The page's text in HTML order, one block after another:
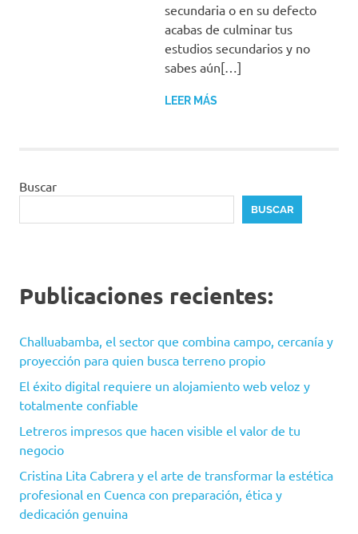
secundaria o en su defecto
acabas de culminar tus
estudios secundarios y no
sabes aún[…]
LEER MÁS
Buscar
BUSCAR
Publicaciones recientes:
Challuabamba, el sector que combina campo, cercanía y
proyección para quien busca terreno propio
El éxito digital requiere un alojamiento web veloz y
totalmente confiable
Letreros impresos que hacen visible el valor de tu
negocio
Cristina Lita Cabrera y el arte de transformar la estética
profesional en Cuenca con preparación, ética y
dedicación genuina